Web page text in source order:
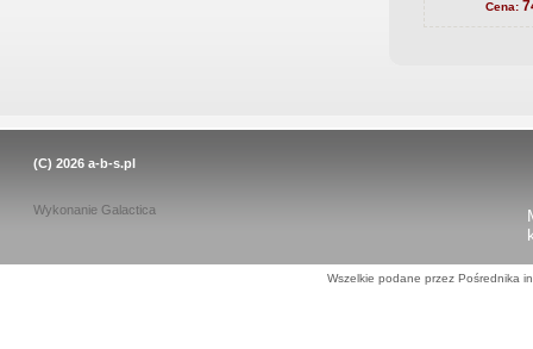
Cena:
(C) 2026 a-b-s.pl
Wykonanie Galactica
Wszelkie podane przez Pośrednika